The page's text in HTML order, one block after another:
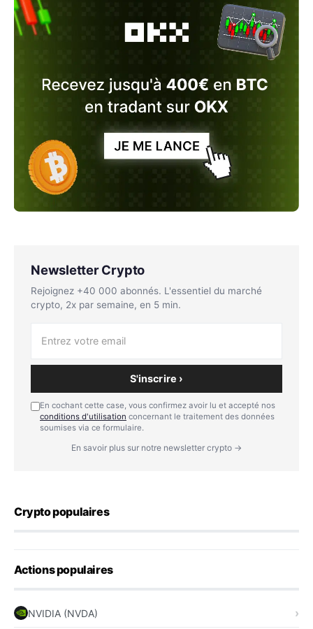
Newsletter Crypto
Rejoignez +40 000 abonnés. L'essentiel du marché
crypto, 2x par semaine, en 5 min.
S'inscrire ›
En cochant cette case, vous confirmez avoir lu et accepté nos
conditions d'utilisation concernant le traitement des données
soumises via ce formulaire.
En savoir plus sur notre newsletter crypto →
Crypto populaires
Actions populaires
NVIDIA (NVDA)